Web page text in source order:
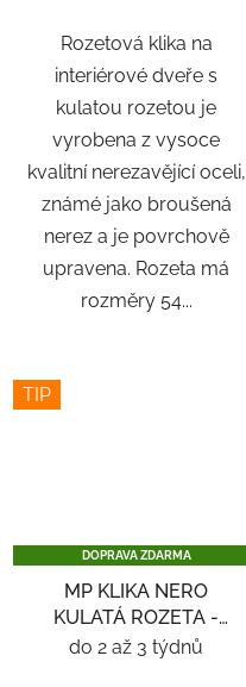
Rozetová klika na
interiérové ​​dveře s
kulatou rozetou je
vyrobena z vysoce
kvalitní nerezavějící oceli,
známé jako broušená
nerez a je povrchově
upravena. Rozeta má
rozměry 54...
TIP
DOPRAVA ZDARMA
MP KLIKA NERO
KULATÁ ROZETA -
NEREZ
do 2 až 3 týdnů